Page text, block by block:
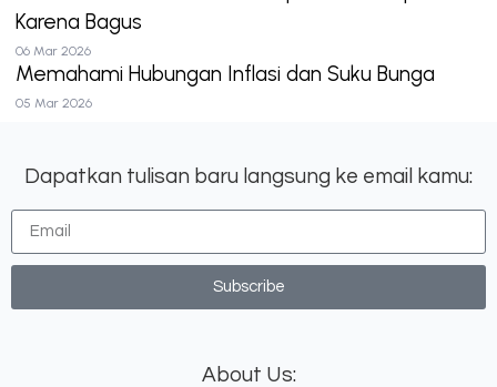
Karena Bagus
06 Mar 2026
Memahami Hubungan Inflasi dan Suku Bunga
05 Mar 2026
Dapatkan tulisan baru langsung ke email kamu:
Subscribe
About Us: